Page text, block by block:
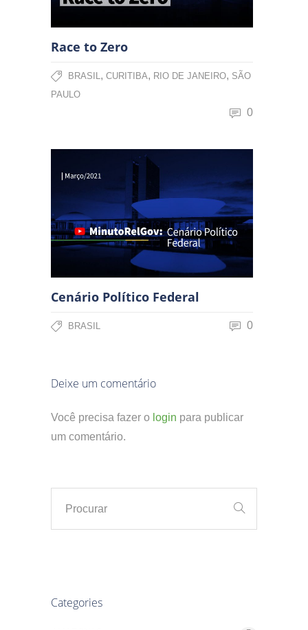
Race to Zero
BRASIL , CURITIBA, RIO DE JANEIRO, SÃO
PAULO
0
Cenário Político Federal
BRASIL 0
Deixe um comentário
Você precisa fazer o login para publicar
um comentário.
Categories